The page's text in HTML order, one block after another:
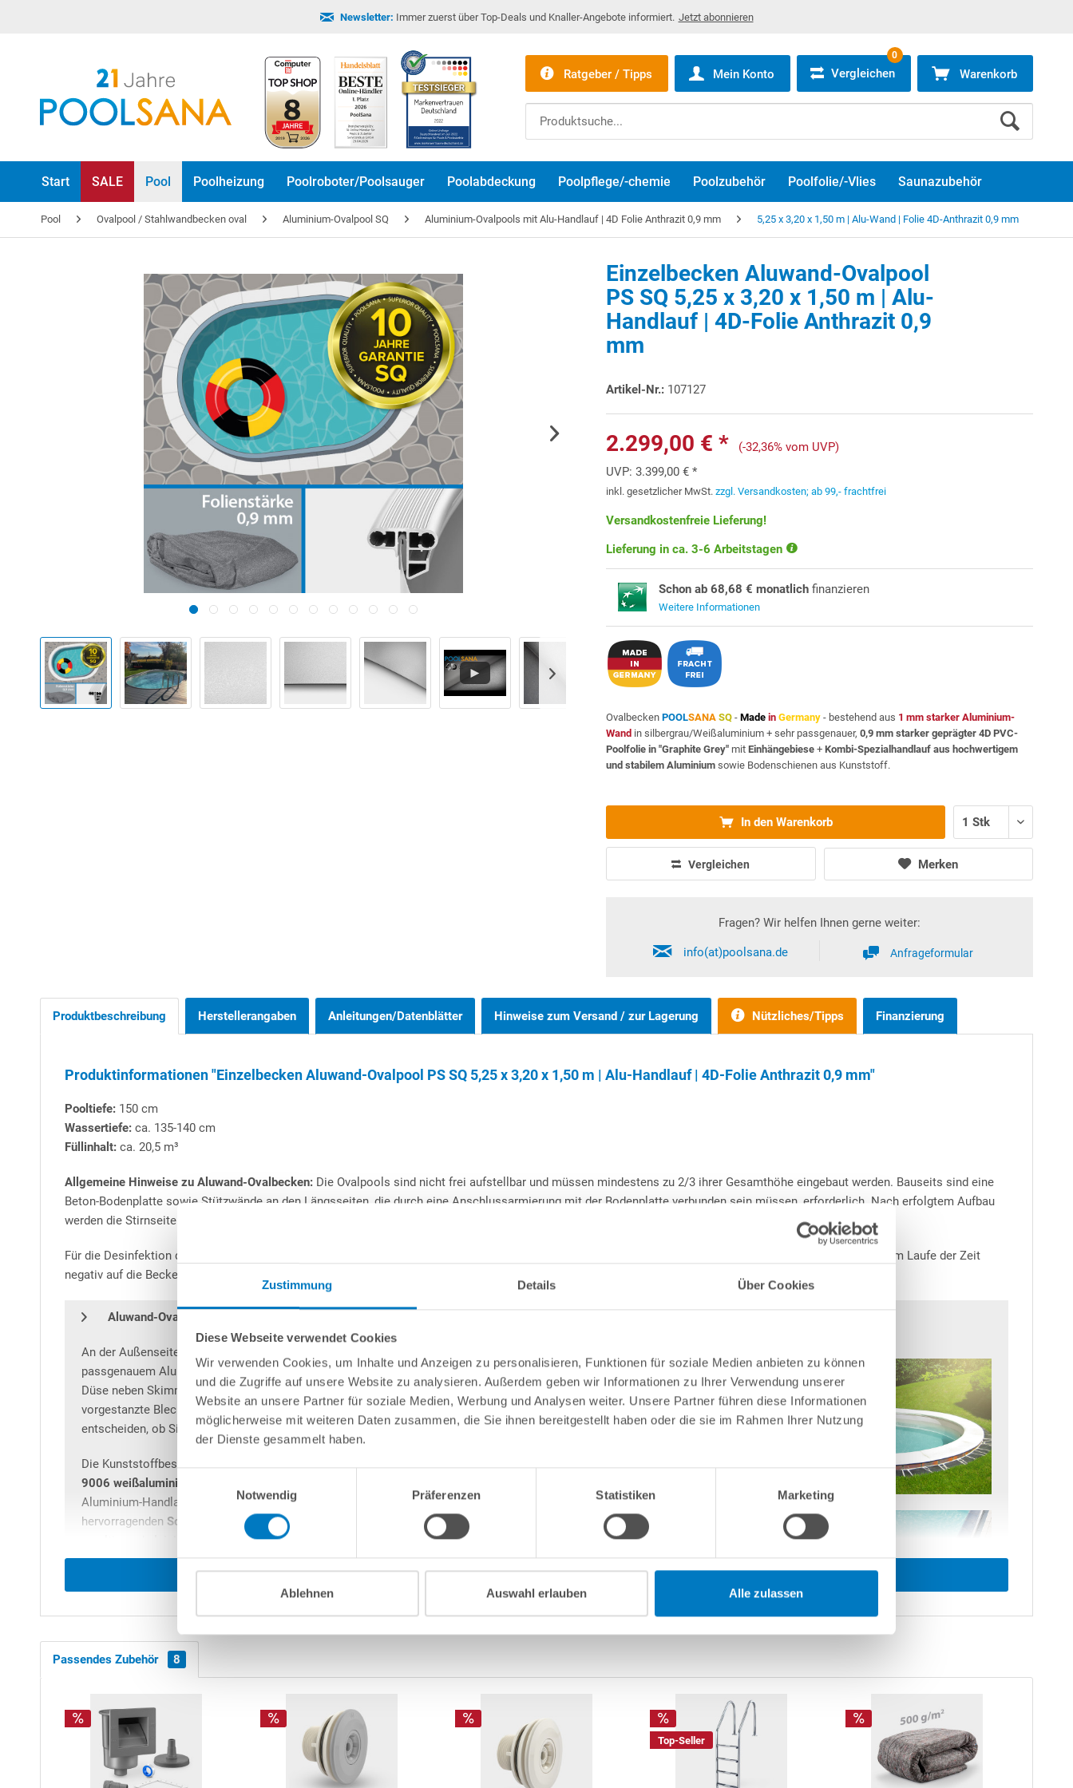
Zustimmung Details Über Cookies
Diese Webseite verwendet Cookies
Wir verwenden Cookies, um Inhalte und Anzeigen zu personalisieren, Funktionen für soziale Medien anbieten zu können
und die Zugriffe auf unsere Website zu analysieren. Außerdem geben wir Informationen zu Ihrer Verwendung unserer
Website an unsere Partner für soziale Medien, Werbung und Analysen weiter. Unsere Partner führen diese Informationen
möglicherweise mit weiteren Daten zusammen, die Sie ihnen bereitgestellt haben oder die sie im Rahmen Ihrer Nutzung
der Dienste gesammelt haben.
Einwilligungsauswahl
Notwendig
Präferenzen Statistiken Marketing
Ablehnen Auswahl erlauben Alle zulassen
Newsletter: Immer zuerst über Top-Deals und Knaller-Angebote informiert. Jetzt abonnieren
Ratgeber / Tipps Mein Konto Vergleichen
0
Warenkorb
Start SALE Pool Poolheizung Poolroboter/Poolsauger Poolabdeckung Poolpflege/-chemie Poolzubehör Poolfolie/-Vlies Saunazubehör
Pool Ovalpool / Stahlwandbecken oval Aluminium-Ovalpool SQ Aluminium-Ovalpools mit Alu-Handlauf | 4D Folie Anthrazit 0,9 mm 5,25 x 3,20 x 1,50 m | Alu-Wand | Folie 4D-Anthrazit 0,9 mm
Einzelbecken Aluwand-Ovalpool
PS SQ 5,25 x 3,20 x 1,50 m | Alu-
Handlauf | 4D-Folie Anthrazit 0,9
mm
Artikel-Nr.: 107127
2.299,00 € *
(-32,36% vom UVP)
UVP:3.399,00 € *
inkl. gesetzlicher MwSt.zzgl. Versandkosten; ab 99,- frachtfrei
Versandkostenfreie Lieferung!
Lieferung in ca. 3-6 Arbeitstagen
Schon ab 68,68 € monatlich finanzieren
Weitere Informationen
OvalbeckenPOOLSANA SQ -Made in Germany - bestehend aus 1 mm starker Aluminium-
Wand in silbergrau/Weißaluminium + sehr passgenauer,0,9 mm starker geprägter 4D PVC-
Poolfolie in "Graphite Grey" mitEinhängebiese +Kombi-Spezialhandlauf aus hochwertigem
und stabilem Aluminium sowie Bodenschienen aus Kunststoff.
In den Warenkorb
Vergleichen Merken
Fragen? Wir helfen Ihnen gerne weiter:
info(at)poolsana.de Anfrageformular
Produktbeschreibung Finanzierung
Herstellerangaben Anleitungen/Datenblätter Hinweise zum Versand / zur Lagerung Nützliches/Tipps
Produktinformationen "Einzelbecken Aluwand-Ovalpool PS SQ 5,25 x 3,20 x 1,50 m | Alu-Handlauf | 4D-Folie Anthrazit 0,9 mm"
Pooltiefe: 150 cm
Wassertiefe: ca. 135-140 cm
Füllinhalt: ca. 20,5 m³
Allgemeine Hinweise zu Aluwand-Ovalbecken: Die Ovalpools sind nicht frei aufstellbar und müssen mindestens zu 2/3 ihrer Gesamthöhe eingebaut werden. Bauseits sind eine
Beton-Bodenplatte sowie Stützwände an den Längsseiten, die durch eine Anschlussarmierung mit der Bodenplatte verbunden sein müssen, erforderlich. Nach erfolgtem Aufbau
werden die Stirnseiten des Ovalbeckens mit Magerbeton hinterfüllt.
Für die Desinfektion des Poolwassers empfehlen wir die Verwendung von Mitteln auf Chlor- oder Aktivsauerstoffbasis. Von Salz ist abzuraten, da dies sich im Laufe der Zeit
negativ auf die Beckenwand auswirken könnte, selbst wenn diese aus Aluminium besteht.
Aluwand-Ovalbecken
An der Außenseite kunststoffbeschichtete, innen schutzlackierte
passgenauem Aluminium-Steckprofil für die schnelle Verbindung der Stahlwandenden. Ausschnitte für 1 Skimmer + 1
Düse neben Skimmer + 2 Düsen auf der gegenüberliegenden Seite des Skimmers bereits vorgestanzt. Das jeweils
vorgestanzte Blech kann vor Ort mit wenigen Handgriffen herausgebrochen werden. So können Sie selbst
entscheiden, ob Sie das Schwimmbecken mit nur einer Düse oder zwei Düsen betreiben wollen.
Die Kunststoffbeschichtung an der Außenseite ist in einem besonders edlen,
9006 weißaluminium)
Aluminium-Handlauf ein besonders harmonisches Bild verleiht. Zusätzlich bietet die Beschichtung einen
hervorragenden Schutz des darunter liegenden Aluminiums
gegenüber äußeren Einflüssen und auch die daraus
leicht raue Strukturbietet eine sehr angenehme und hochwertig anmutende Haptik.
Vorteile von Aluminium gegenüber Stahl: Einfacherer und schnellerer Aufbau, da trotz der höheren Materialstärke
eineAlu-Wanddeutlich leichter ist als eine Stahlwand.
hat bei 1 mm Stärke ca. 2,8 kg/m², wohingegen
Stahl bei 0,6 mm ca. 4,4 kg/m² und bei 0,8 mm ca. 5,6 kg/m² hat. Darüber hinaus istAluminium
korrosionsbeständiger als Stahl.
Geprägte, anthrazitgraue
Dichtheitsklasse W1. Hinweis: Die in Deutschland hergestellte Poolfolie wird ab Werk auf ein gewisses Untermaß,
d.h. etwas kleiner als das Becken, gefertigt, um die Ausdehnung durch Temperatur und Wasserdruck zu
berücksichtigen. Die Montage der Folie sollte bei Temperaturen zwischen +15 bis +25° C erfolgen. Dabei ist zu
berücksichtigen, dass auch nachts die genannte Mindesttemperatur vorherrschen sollte, da besonders im Frühling die
Nächte noch durchaus kalt sind und die Innenhülle sonst beim Verlegen nicht schnell genug „auf Temperatur kommt“,
Mehr Artikeldetails anzeigen
Passendes Zubehör 8
Top-Seller